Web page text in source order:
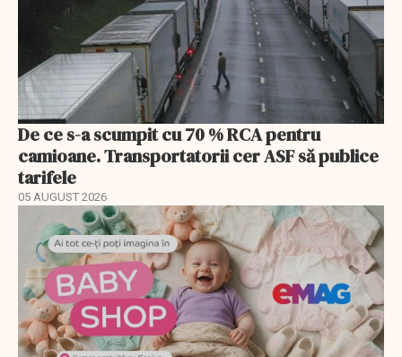
De ce s-a scumpit cu 70 % RCA pentru
camioane. Transportatorii cer ASF să publice
tarifele
05 AUGUST 2026